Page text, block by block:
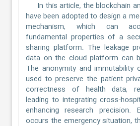
In this article, the blockchain
have been adopted to design a
mechanism, which can
fundamental properties of a
sharing platform. The leakage
data on the cloud platform can
The anonymity and immutability
used to preserve the patient
correctness of health data,
leading to integrating cross-
enhancing research precision.
occurs the emergency situation,